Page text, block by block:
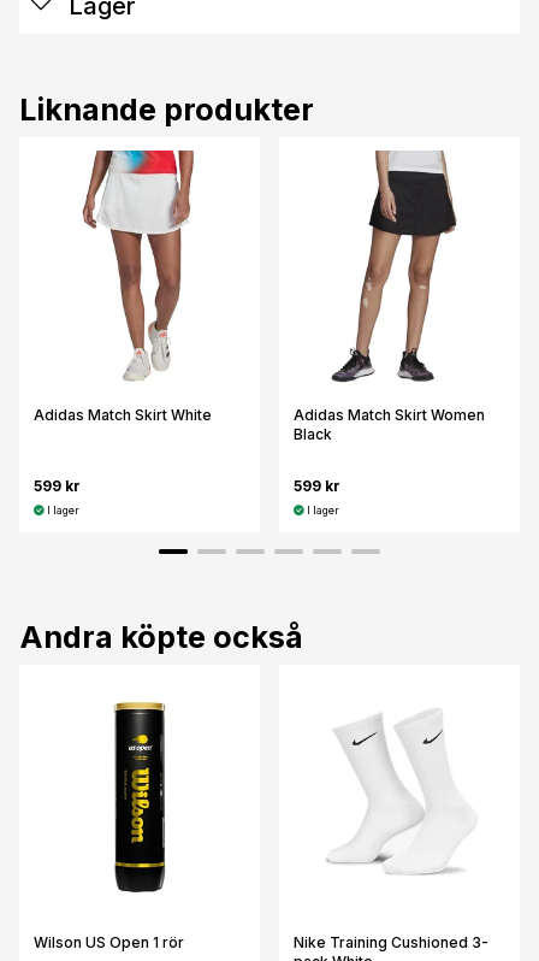
Lager
Liknande produkter
Adidas Match Skirt White
599 kr
I lager
Adidas Match Skirt Women
Black
599 kr
I lager
Andra köpte också
Wilson US Open 1 rör
Nike Training Cushioned 3-